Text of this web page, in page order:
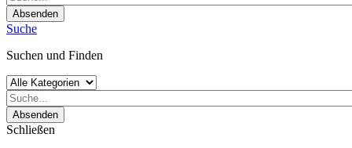
Absenden
Suche
Suchen und Finden
Absenden
Schließen